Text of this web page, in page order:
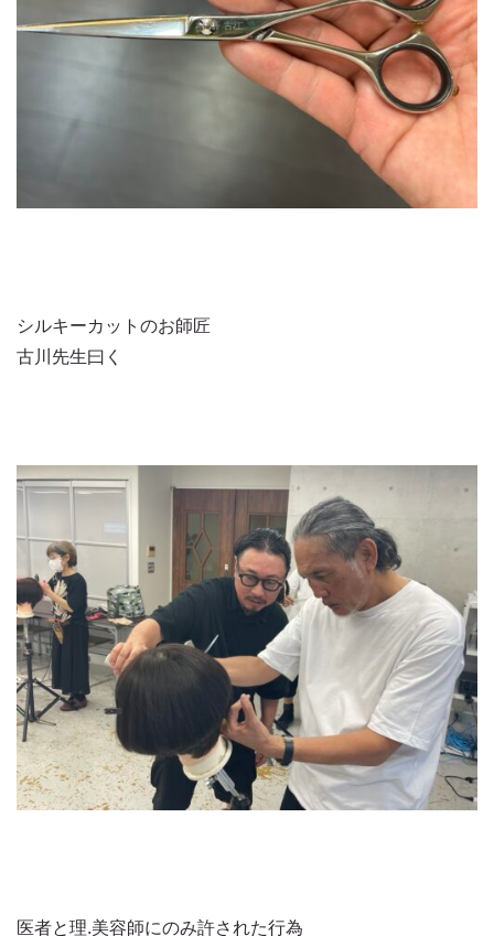
シルキーカットのお師匠
古川先生曰く
医者と理.美容師にのみ許された行為